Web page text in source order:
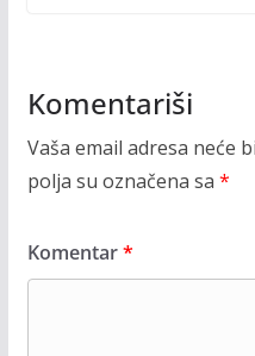
Komentariši
Vaša email adresa neće
polja su označena sa *
Komentar*